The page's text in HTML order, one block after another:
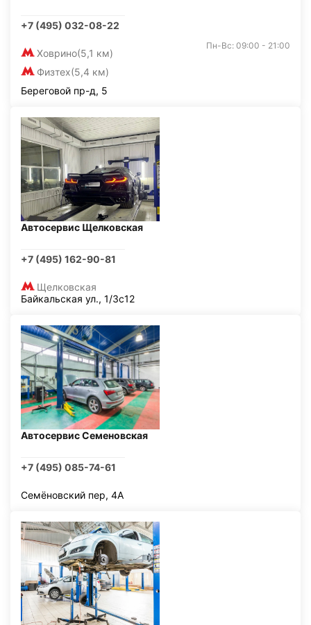
+7 (495) 032-08-22
Ховрино(5,1 км)
Физтех(5,4 км)
Пн-Вс: 09:00 - 21:00
Береговой пр-д, 5
Автосервис Щелковская
+7 (495) 162-90-81
Щелковская
Байкальская ул., 1/3с12
Автосервис Семеновская
+7 (495) 085-74-61
Семёновский пер, 4А